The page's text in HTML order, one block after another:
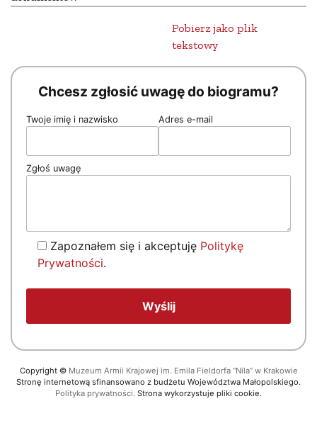
Pobierz jako plik
tekstowy
Chcesz zgłosić uwagę do biogramu?
Twoje imię i nazwisko Adres e-mail
Zgłoś uwagę
Zapoznałem się i akceptuję Politykę
Prywatności.
Copyright © Muzeum Armii Krajowej im. Emila Fieldorfa “Nila” w Krakowie
Stronę internetową sfinansowano z budżetu Województwa Małopolskiego.
Polityka prywatności. Strona wykorzystuje pliki cookie.